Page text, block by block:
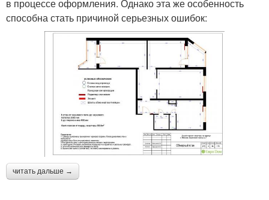
в процессе оформления. Однако эта же особенность
способна стать причиной серьезных ошибок:
читать дальше →